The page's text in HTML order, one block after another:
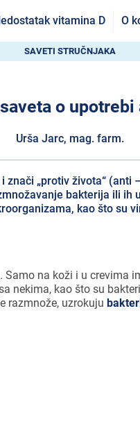
vitamina D O
SAVETI STRUČNJAKA
o
Urša Jarc, mag. farm.
znači „protiv života“
bakterija ili ih
kao što su
Samo na koži i u crevima
nekima, kao što su
razmnože, uzrokuju